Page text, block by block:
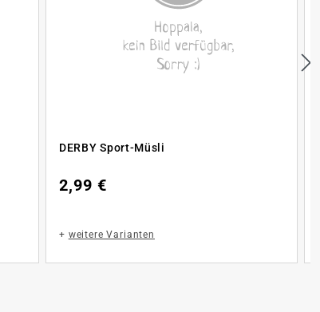
DERBY Sport-Müsli
2,99 €
+ weitere Varianten